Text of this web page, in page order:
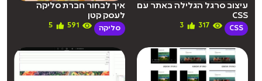
עיצוב סרגל הגלילה באתר עם
CSS
CSS
317
3
איך לבחור חברת סליקה
לעסק קטן
סליקה 591
5